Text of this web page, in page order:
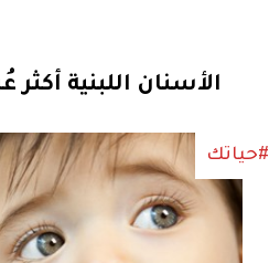
الأسنان اللبنية
#حياتك